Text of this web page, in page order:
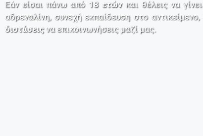
Εάν είσαι πάνω από 18 ετώνκαι θέλεις να
αδρεναλίνη, συνεχή εκπαίδευση στο
διστάσειςνα επικοινωνήσεις μαζί μας.